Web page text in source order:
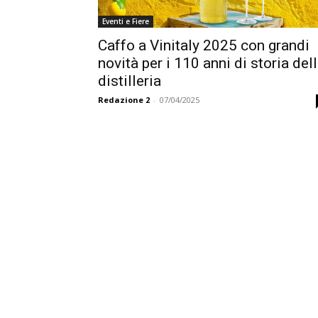
Eventi e Fiere
Caffo a Vinitaly 2025 con grandi
novità per i 110 anni di storia
distilleria
Redazione 2 - 07/04/2025